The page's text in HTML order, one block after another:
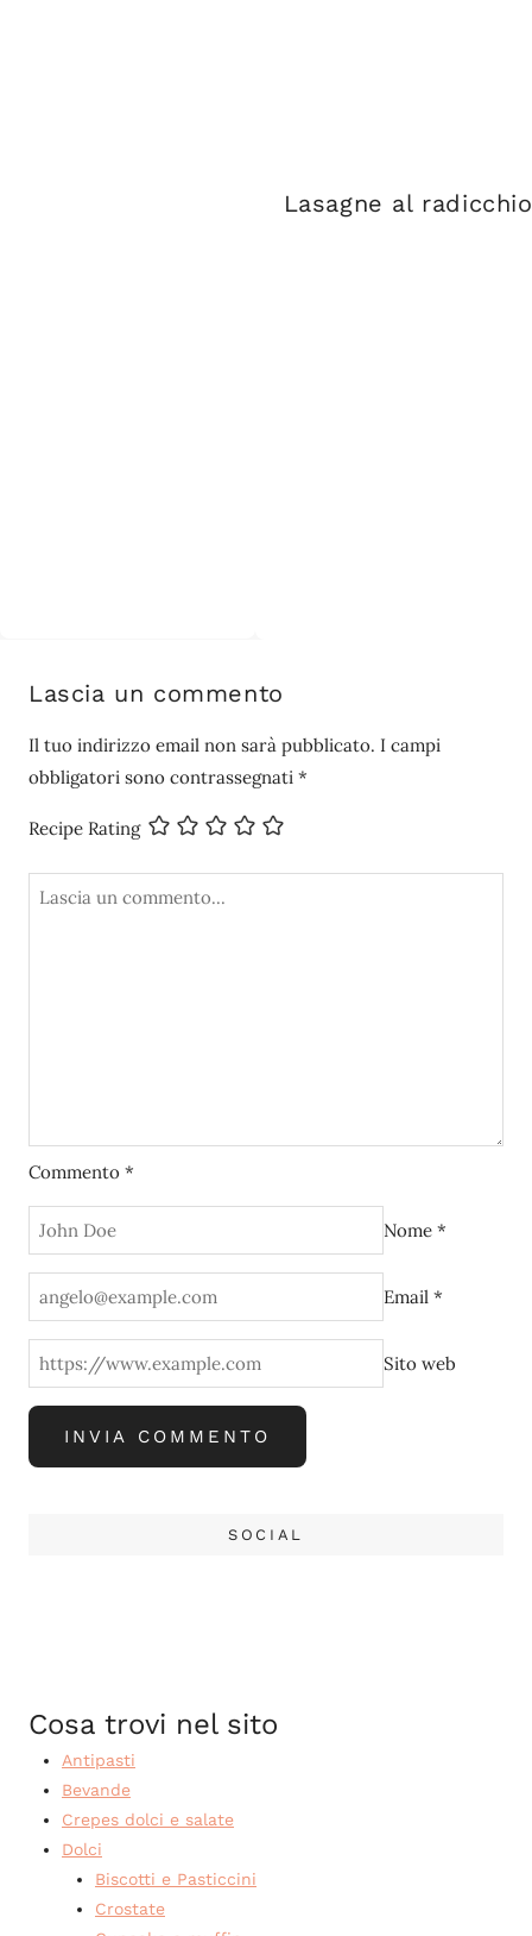
Lasagne al
Lascia un commento
Il tuo indirizzo email non sarà pubblicato. I campi
obbligatori sono contrassegnati *
Recipe Rating
Commento *
Nome *
Email *
Sito web
SOCIAL
Cosa trovi nel sito
Antipasti
Bevande
Crepes dolci e salate
Dolci
Biscotti e Pasticcini
Crostate